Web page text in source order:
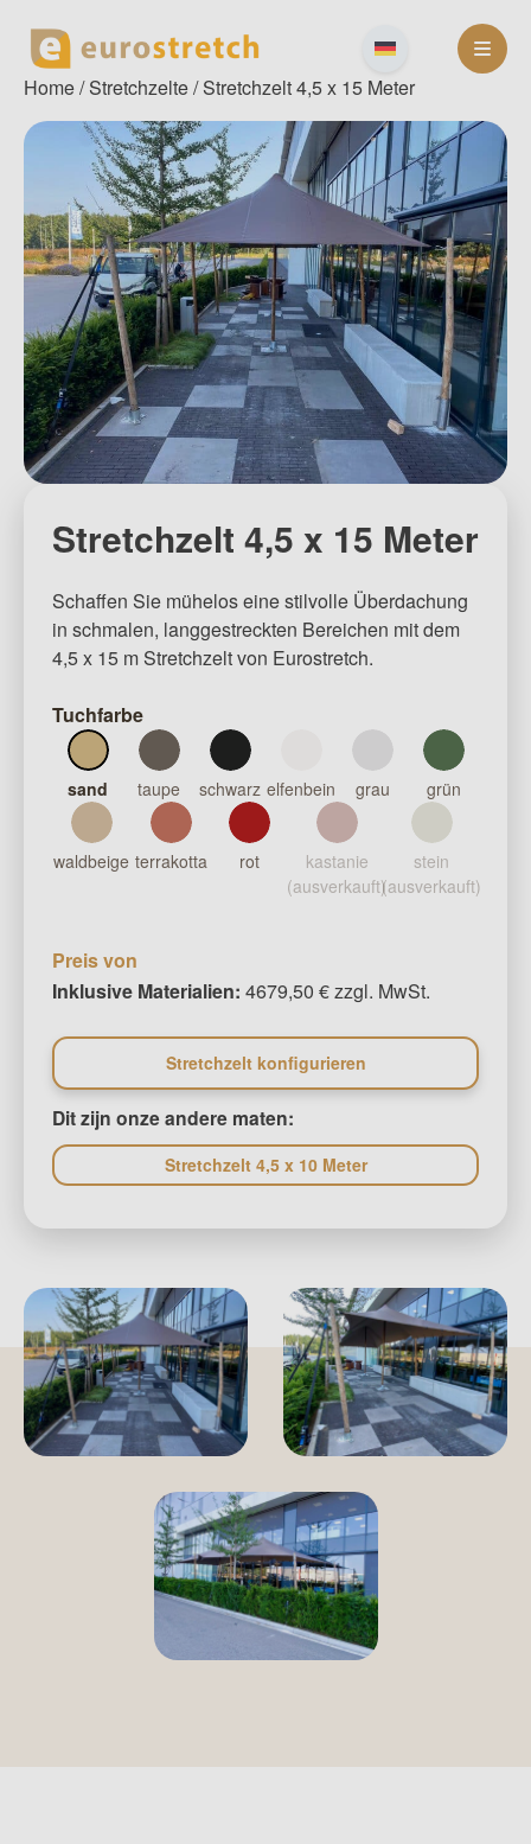
content
Home/Stretchzelte/ Stretchzelt 4,5 x 15 Meter
Stretchzelt 4,5 x 15 Meter
Schaffen Sie mühelos eine stilvolle Überdachung
in schmalen, langgestreckten Bereichen mit dem
4,5 x 15 m Stretchzelt von Eurostretch.
Tuchfarbe
sand taupe schwarz elfenbein grau grün
waldbeige terrakotta rot
kastanie
(ausverkauft)
stein
(ausverkauft)
Preis von
Inklusive Materialien: 4679,50 € zzgl. MwSt.
Stretchzelt konfigurieren
Dit zijn onze andere maten:
Stretchzelt 4,5 x 10 Meter